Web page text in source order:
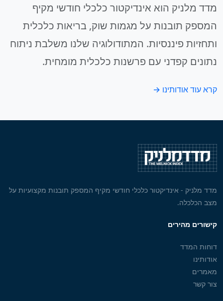
מדד מלניק הוא אינדיקטור כלכלי חודשי מקיף
המספק תובנות על מגמות שוק, בריאות כלכלית
ותחזיות פיננסיות. המתודולוגיה שלנו משלבת ניתוח
נתונים קפדני עם פרשנות כלכלית מומחית.
קרא עוד אודותינו →
מדד מלניק - אינדיקטור כלכלי חודשי מקיף המספק תובנות מקצועיות על
מצב הכלכלה.
קישורים מהירים
דוחות המדד
אודותינו
מאמרים
צור קשר